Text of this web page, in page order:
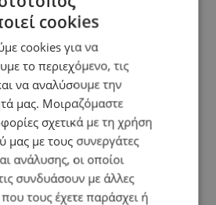
cookies
cookies για να
το περιεχόμενο, τις
να αναλύσουμε την
μας. Μοιραζόμαστε
σχετικά με τη χρήση
μας με τους συνεργάτες
ανάλυσης, οι οποίοι
συνδυάσουν με άλλες
τους έχετε παράσχει ή